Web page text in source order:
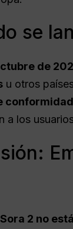
se
de
u otros
conformidad
a los
Sora 2 no